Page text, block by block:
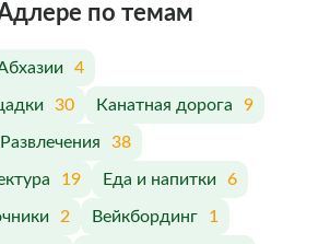
по темам
4
30 Канатная дорога 9
Развлечения 38
19 Еда и напитки 6
2 Вейкбординг 1